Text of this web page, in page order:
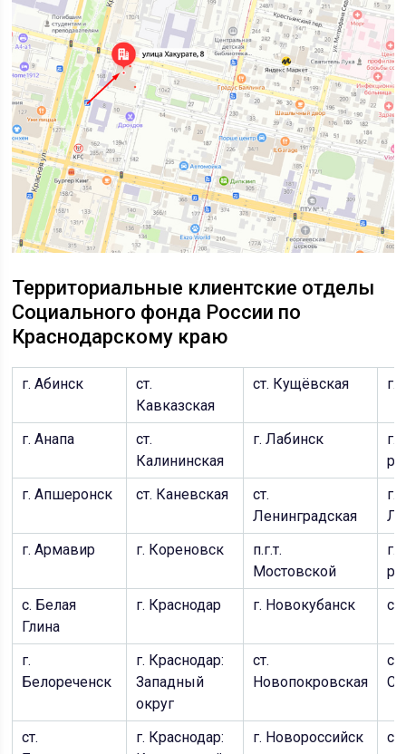
Территориальные клиентские отделы
Социального фонда России по
Краснодарскому краю
г. Абинск
ст.
Кавказская
ст. Кущёвская г.
г. Анапа
ст.
Калининская
г. Лабинск
г.
г. Апшеронск
ст. Каневская
ст.
Ленинградская
г.
г. Армавир
г. Кореновск
п.г.т.
Мостовской
г.
с. Белая
Глина
г. Краснодар г. Новокубанск
г.
Белореченск
г. Краснодар:
Западный
округ
ст.
Новопокровская
ст.
ст.
г. Краснодар:
г. Новороссийск